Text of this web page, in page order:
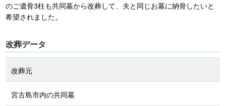
のご遺骨3柱も共同墓から改葬して、夫と同じお墓に納骨したいと
希望されました。
改葬データ
改葬元
宮古島市内の共同墓